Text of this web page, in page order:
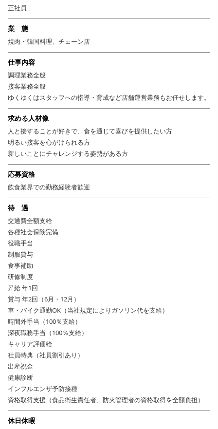
正社員
業 態
焼肉・韓国料理、チェーン店
仕事内容
調理業務全般
接客業務全般
ゆくゆくはスタッフへの指導・育成など店舗運営業務もお任せします。
求める人材像
人と接することが好きで、食を通じて喜びを提供したい方
明るい接客を心がけられる方
新しいことにチャレンジする姿勢がある方
応募資格
飲食業界での勤務経験者歓迎
待 遇
交通費全額支給
各種社会保険完備
役職手当
制服貸与
食事補助
研修制度
昇給 年1回
賞与 年2回（6月・12月）
車・バイク通勤OK（当社規定によりガソリン代を支給）
時間外手当（100％支給）
深夜職務手当（100％支給）
キャリア評価給
社員特典（社員割引あり）
出産祝金
健康診断
インフルエンザ予防接種
資格取得支援（食品衛生責任者、防火管理者の資格取得を全額負担）
休日休暇